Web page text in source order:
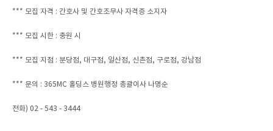
*** 모집 자격 : 간호사 및 간호조무사 자격증 소지자
*** 모집 시한 : 충원 시
*** 모집 지점 : 분당점, 대구점, 일산점, 신촌점, 구로점, 강남점
*** 문의 : 365MC 홀딩스 병원행정 총괄이사 나명순
전화) 02 - 543 - 3444